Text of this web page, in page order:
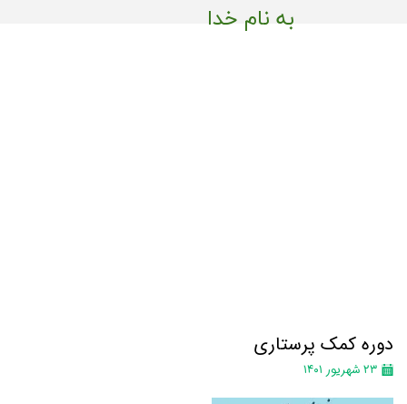
به نام خدا
دوره کمک پرستاری
۲۳ شهریور ۱۴۰۱